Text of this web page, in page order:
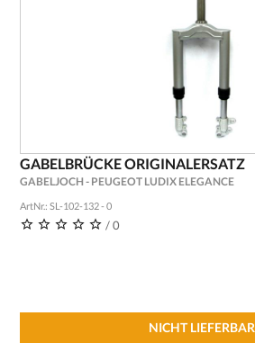
GABELBRÜCKE ORIGINALERSATZ
GABELJOCH - PEUGEOT LUDIX ELEGANCE
ArtNr.: SL-102-132 - 0
/ 0
NICHT LIEFERBAR